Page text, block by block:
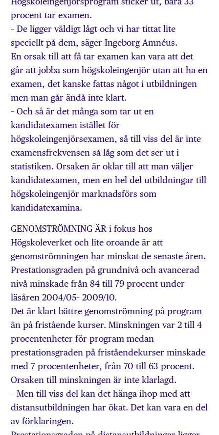
procent tar examen.
– De ligger väldigt lågt och vi har tittat lite
speciellt på dem, säger Ingeborg Amnéus.
En orsak till att få tar examen kan vara att det
går att jobba som högskoleingenjör utan att ha en
examen, det kanske fattas något i utbildningen
men man går ändå inte klart.
– Och så är det många som tar ut en
kandidatexamen istället för
högskoleingenjörsexamen, så till viss del är inte
examensfrekvensen så låg som det ser ut i
statistiken. Orsaken är oklar till att man väljer
kandidatexamen, men en hel del utbildningar till
högskoleingenjör marknadsförs som
kandidatexamina.
GENOMSTRÖMNING ÄR i fokus hos
Högskoleverket och lite oroande är att
genomströmningen har minskat de senaste åren.
Prestationsgraden på grundnivå och avancerad
nivå minskade från 84 till 79 procent under
läsåren 2004/05– 2009/10.
Det är klart bättre genomströmning på program
än på fristående kurser. Minskningen var 2 till 4
procentenheter för program medan
prestationsgraden på friståendekurser minskade
med 7 procentenheter, från 70 till 63 procent.
Orsaken till minskningen är inte klarlagd.
– Men till viss del kan det hänga ihop med att
distansutbildningen har ökat. Det kan vara en del
av förklaringen.